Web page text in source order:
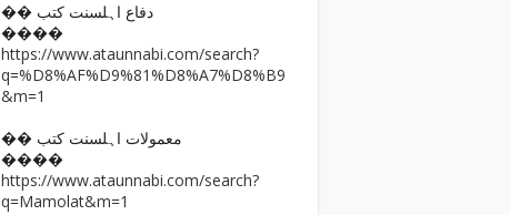
�� دفاع اہلسنت کتب
����
https://www.ataunnabi.com/search?
q=%D8%AF%D9%81%D8%A7%D8%B9
&m=1
�� معمولات اہلسنت کتب
����
https://www.ataunnabi.com/search?
q=Mamolat&m=1